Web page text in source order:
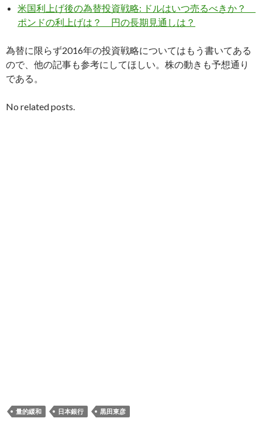
米国利上げ後の為替投資戦略: ドルはいつ売るべきか？
ポンドの利上げは？ 円の長期見通しは？
為替に限らず2016年の投資戦略についてはもう書いてある
ので、他の記事も参考にしてほしい。株の動きも予想通り
である。
No related posts.
量的緩和 日本銀行 黒田東彦